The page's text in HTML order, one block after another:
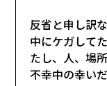
反省と申し訳
中にケガして
たし、人、場
不幸中の幸い